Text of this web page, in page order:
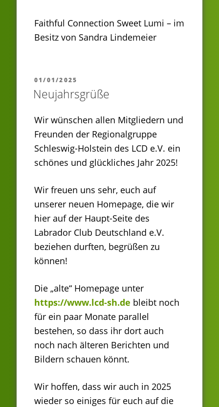
Faithful Connection Sweet Lumi – im
Besitz von Sandra Lindemeier
VERÖFFENTLICHT
AM
01/01/2025
Neujahrsgrüße
Wir wünschen allen Mitgliedern und
Freunden der Regionalgruppe
Schleswig-Holstein des LCD e.V. ein
schönes und glückliches Jahr 2025!
Wir freuen uns sehr, euch auf
unserer neuen Homepage, die wir
hier auf der Haupt-Seite des
Labrador Club Deutschland e.V.
beziehen durften, begrüßen zu
können!
Die „alte“ Homepage unter
https://www.lcd-sh.de bleibt noch
für ein paar Monate parallel
bestehen, so dass ihr dort auch
noch nach älteren Berichten und
Bildern schauen könnt.
Wir hoffen, dass wir auch in 2025
wieder so einiges für euch auf die